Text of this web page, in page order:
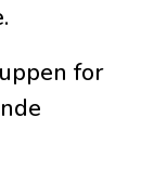
for